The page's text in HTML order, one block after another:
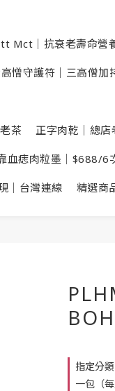
Mct｜抗衰老壽命營
憎守護符｜三高僧加
茶 正字肉乾｜總店
血痣肉粒墨｜$688/6
｜台灣連線 精選商
指定分
一包（每